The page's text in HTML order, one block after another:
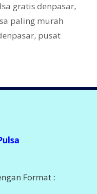
gratis denpasar,
paling murah
, pusat
Format :